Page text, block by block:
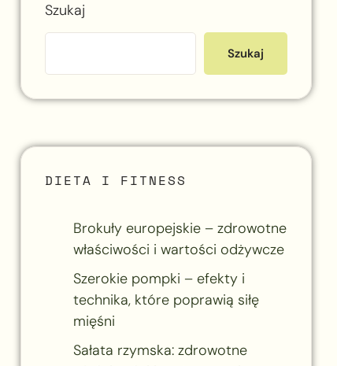
Szukaj
Szukaj
DIETA I FITNESS
Brokuły europejskie – zdrowotne
właściwości i wartości odżywcze
Szerokie pompki – efekty i
technika, które poprawią siłę
mięśni
Sałata rzymska: zdrowotne